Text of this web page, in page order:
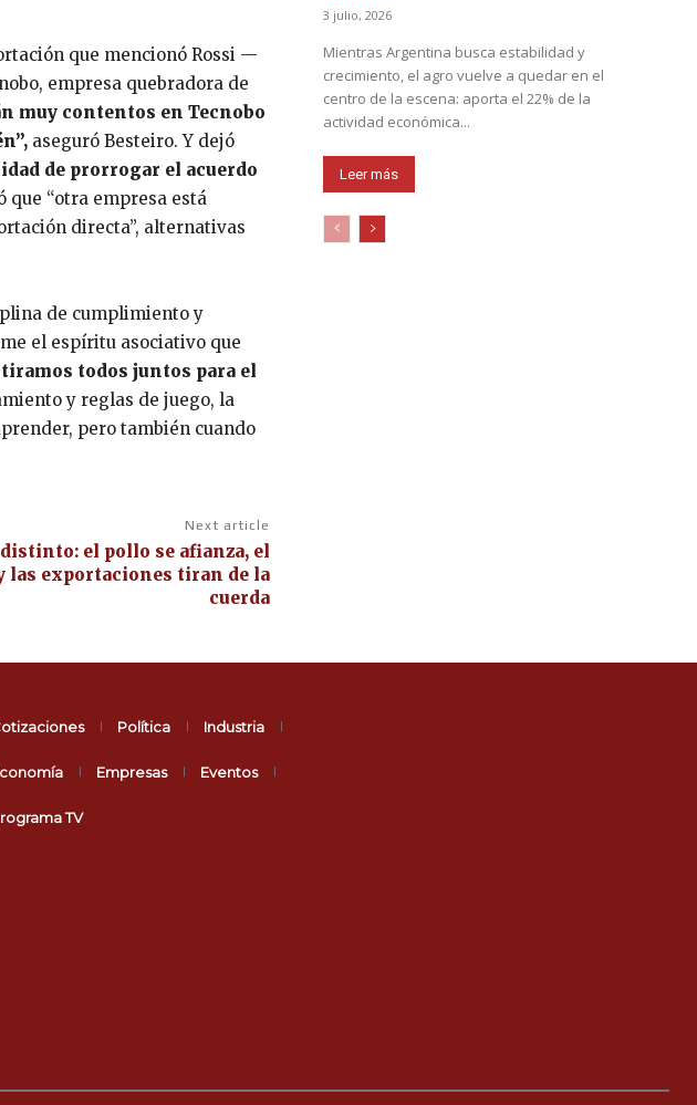
que mencionó Rossi —
empresa quebradora de
muy contentos en Tecnobo
aseguró Besteiro. Y dejó
de prorrogar el acuerdo
que “otra empresa está
directa”, alternativas
de cumplimiento y
el espíritu asociativo que
tiramos todos juntos para el
y reglas de juego, la
pero también cuando
Next article
el pollo se afianza, el
las exportaciones tiran de la
cuerda
3 julio, 2026
Mientras Argentina busca estabilidad y
crecimiento, el agro vuelve a quedar en el
centro de la escena: aporta el 22% de la
actividad económica...
Leer más
Política Industria
Empresas Eventos
TV